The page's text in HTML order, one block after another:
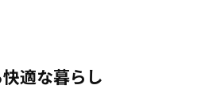
適な暮らし